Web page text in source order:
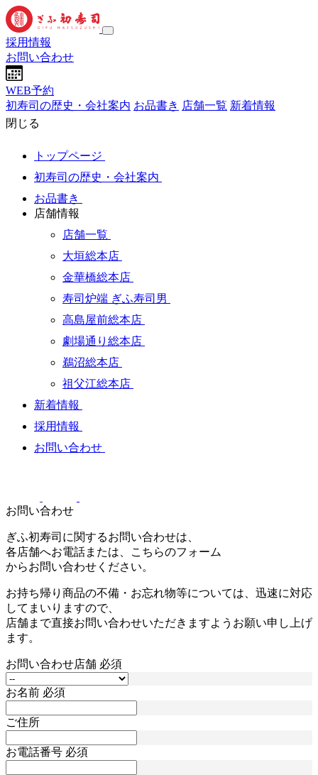
採用情報
お問い合わせ
WEB予約
初寿司の歴史・会社案内 お品書き 店舗一覧 新着情報
閉じる
トップページ
初寿司の歴史・会社案内
お品書き
店舗情報
店舗一覧
大垣総本店
金華橋総本店
寿司炉端 ぎふ寿司男
高島屋前総本店
劇場通り総本店
鵜沼総本店
祖父江総本店
新着情報
採用情報
お問い合わせ
お問い合わせ
ぎふ初寿司に関するお問い合わせは、
各店舗へお電話または、こちらのフォーム
からお問い合わせください。
お持ち帰り商品の不備・お忘れ物等については、迅速に対応
してまいりますので、
店舗まで直接お問い合わせいただきますようお願い申し上げ
ます。
お問い合わせ店舗 必須
お名前 必須
ご住所
お電話番号 必須